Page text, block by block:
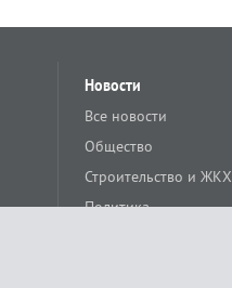
Новости
Все новости
Общество
Строительство и ЖКХ
Политика